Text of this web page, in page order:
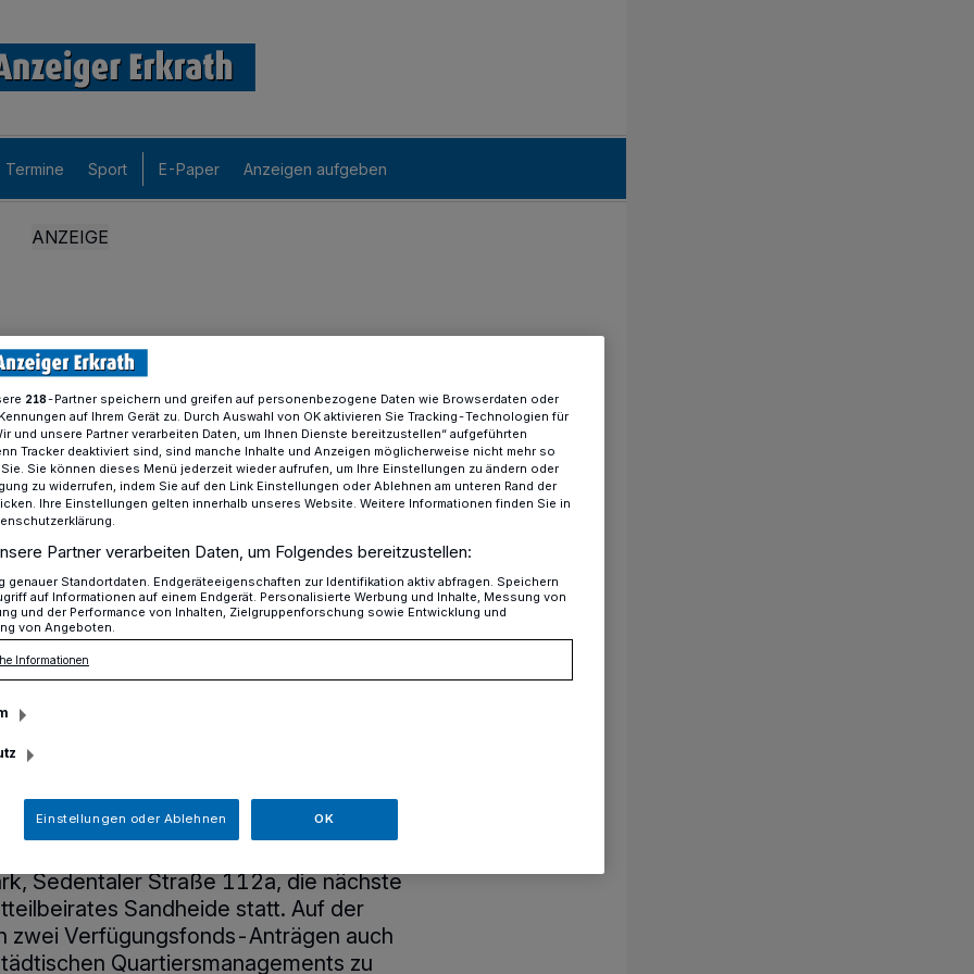
Termine Sport E-Paper Anzeigen aufgeben
Gremium trifft sich im Jugendcafé am Skaterpark
am Skaterpark
des
Sandheide
14. Mai, findet von 18 bis circa 20 Uhr
Sedentaler Straße 112a, die nächste
Sandheide statt. Auf der
zwei Verfügungsfonds-Anträgen auch
Quartiersmanagements zu
218-Partner speichern und greifen auf personenbezogene Daten wie Browserdaten oder
auf Ihrem Gerät zu. Durch Auswahl von OK aktivieren Sie Tracking-Technologien für
und unsere Partner verarbeiten Daten, um Ihnen Dienste bereitzustellen“ aufgeführten
Tracker deaktiviert sind, sind manche Inhalte und Anzeigen möglicherweise nicht mehr so
Sie können dieses Menü jederzeit wieder aufrufen, um Ihre Einstellungen zu ändern oder
zu widerrufen, indem Sie auf den Link Einstellungen oder Ablehnen am unteren Rand der
Ihre Einstellungen gelten innerhalb unseres Website. Weitere Informationen finden Sie in
Partner verarbeiten Daten, um Folgendes bereitzustellen:
genauer Standortdaten. Endgeräteeigenschaften zur Identifikation aktiv abfragen. Speichern
auf Informationen auf einem Endgerät. Personalisierte Werbung und Inhalte, Messung von
und der Performance von Inhalten, Zielgruppenforschung sowie Entwicklung und
von Angeboten.
Informationen
Einstellungen oder Ablehnen OK